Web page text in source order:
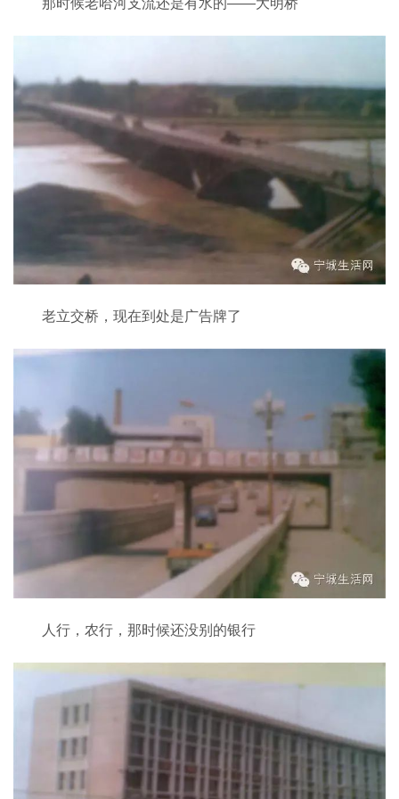
老立交桥，现在到处是广告牌了
人行，农行，那时候还没别的银行